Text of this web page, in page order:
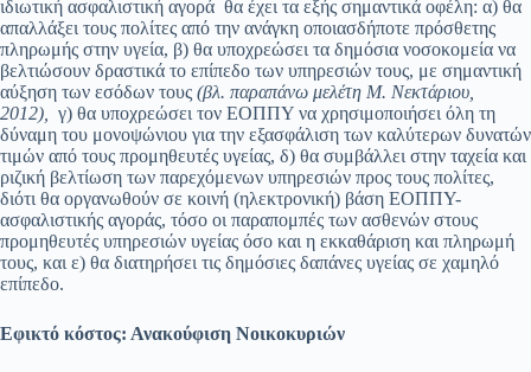
ιδιωτική ασφαλιστική αγορά θα έχει τα εξής σημαντικά οφέλη: α) θα
απαλλάξει τους πολίτες από την ανάγκη οποιασδήποτε πρόσθετης
πληρωμής στην υγεία, β) θα υποχρεώσει τα δημόσια νοσοκομεία να
βελτιώσουν δραστικά το επίπεδο των υπηρεσιών τους, με σημαντική
αύξηση των εσόδων τους (βλ. παραπάνω μελέτη Μ. Νεκτάριου,
2012),
γ) θα υποχρεώσει τον ΕΟΠΠΥ να χρησιμοποιήσει όλη τη
δύναμη του μονοψώνιου για την εξασφάλιση των καλύτερων δυνατών
τιμών από τους προμηθευτές υγείας, δ) θα συμβάλλει στην ταχεία και
ριζική βελτίωση των παρεχόμενων υπηρεσιών προς τους πολίτες,
διότι θα οργανωθούν σε κοινή (ηλεκτρονική) βάση ΕΟΠΠΥ-
ασφαλιστικής αγοράς, τόσο οι παραπομπές των ασθενών στους
προμηθευτές υπηρεσιών υγείας όσο και η εκκαθάριση και πληρωμή
τους, και ε) θα διατηρήσει τις δημόσιες δαπάνες υγείας σε χαμηλό
επίπεδο.
Εφικτό κόστος: Ανακούφιση Νοικοκυριών